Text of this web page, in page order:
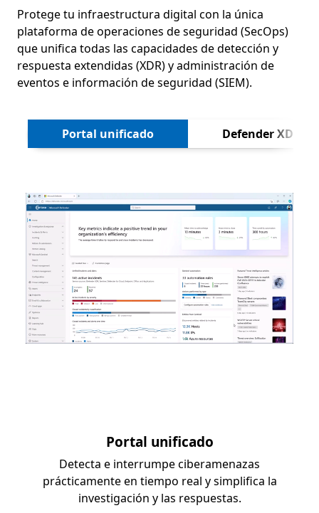
Protege tu infraestructura digital con la única
plataforma de operaciones de seguridad (SecOps)
que unifica todas las capacidades de detección y
respuesta extendidas (XDR) y administración de
eventos e información de seguridad (SIEM).
Portal unificado Defender XDR
Animación de la página de inicio del panel de
Portal unificado
Detecta e interrumpe ciberamenazas
prácticamente en tiempo real y simplifica la
investigación y las respuestas.